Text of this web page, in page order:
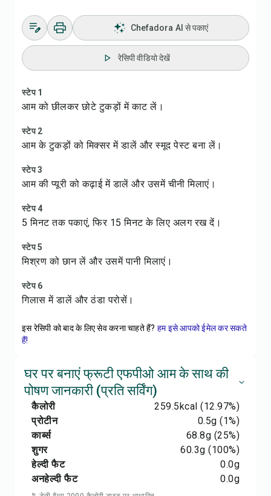
Chefadora AI से पकाएं
रेसिपी वीडियो देखें
स्टेप 1
आम को छीलकर छोटे टुकड़ों में काट लें।
स्टेप 2
आम के टुकड़ों को मिक्सर में डालें और स्मूद पेस्ट बना लें।
स्टेप 3
आम की प्यूरी को कढ़ाई में डालें और उसमें चीनी मिलाएं।
स्टेप 4
5 मिनट तक पकाएं, फिर 15 मिनट के लिए अलग रख दें।
स्टेप 5
मिश्रण को छान लें और उसमें पानी मिलाएं।
स्टेप 6
गिलास में डालें और ठंडा परोसें।
इस रेसिपी को बाद के लिए सेव करना चाहते हैं? हम इसे आपको ईमेल कर सकते
हैं!
घर पर बनाएं फ्रूटी एफपीओ आम के साथ की
पोषण जानकारी (प्रति सर्विंग)
कैलोरी 259.5kcal (12.97%)
प्रोटीन
0.5g (1%)
कार्ब्स
68.8g (25%)
शुगर
60.3g (100%)
हेल्दी फैट
0.0g
अनहेल्दी फैट
0.0g